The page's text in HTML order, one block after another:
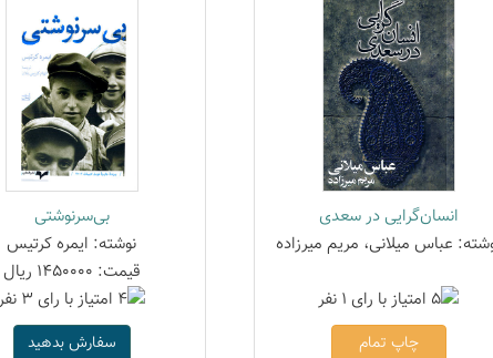
انسان‌گرایی در سعدی
عباس میلانی، مریم میرزاده
چاپ تمام
بی‌سرنوشتی
نوشته: ایمره کرتیس
قیمت: 1450000 ریال
سفارش بدهید